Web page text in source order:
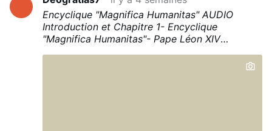
Encyclique "Magnifica Humanitas" AUDIO
Introduction et Chapitre 1- Encyclique
"Magnifica Humanitas"- Pape Léon XIV
a83997ef5293d/e/6a19674e847a83997ef5d4…